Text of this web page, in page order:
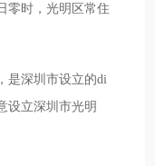
零时，光明区常住
是深圳市设立的di
设立深圳市光明